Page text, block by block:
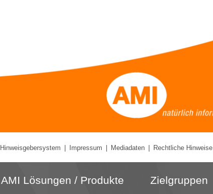
Hinweisgebersystem | Impressum | Mediadaten | Rechtliche Hinweise
AMI Lösungen / Produkte Zielgruppen